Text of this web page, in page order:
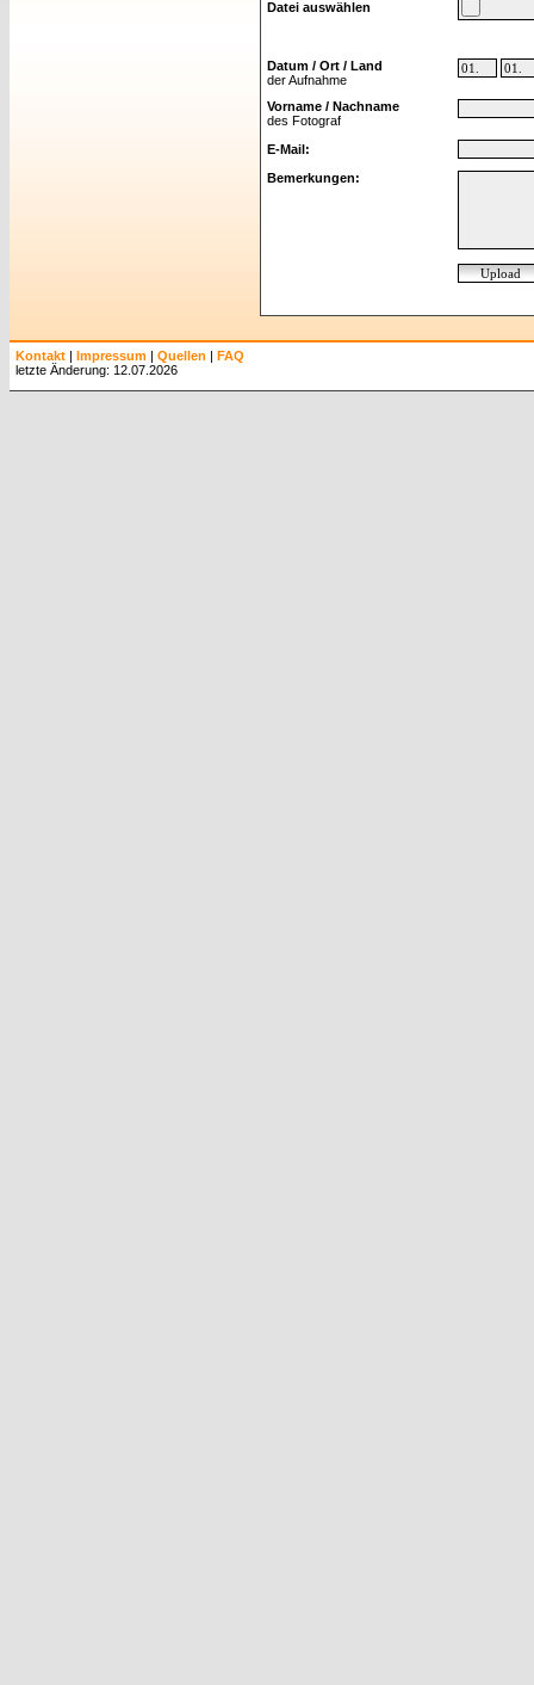
Datei auswählen
Datum / Ort / Land
der Aufnahme
Vorname / Nachname
des Fotograf
E-Mail:
Bemerkungen:
Kontakt | Impressum | Quellen | FAQ
letzte Änderung: 12.07.2026